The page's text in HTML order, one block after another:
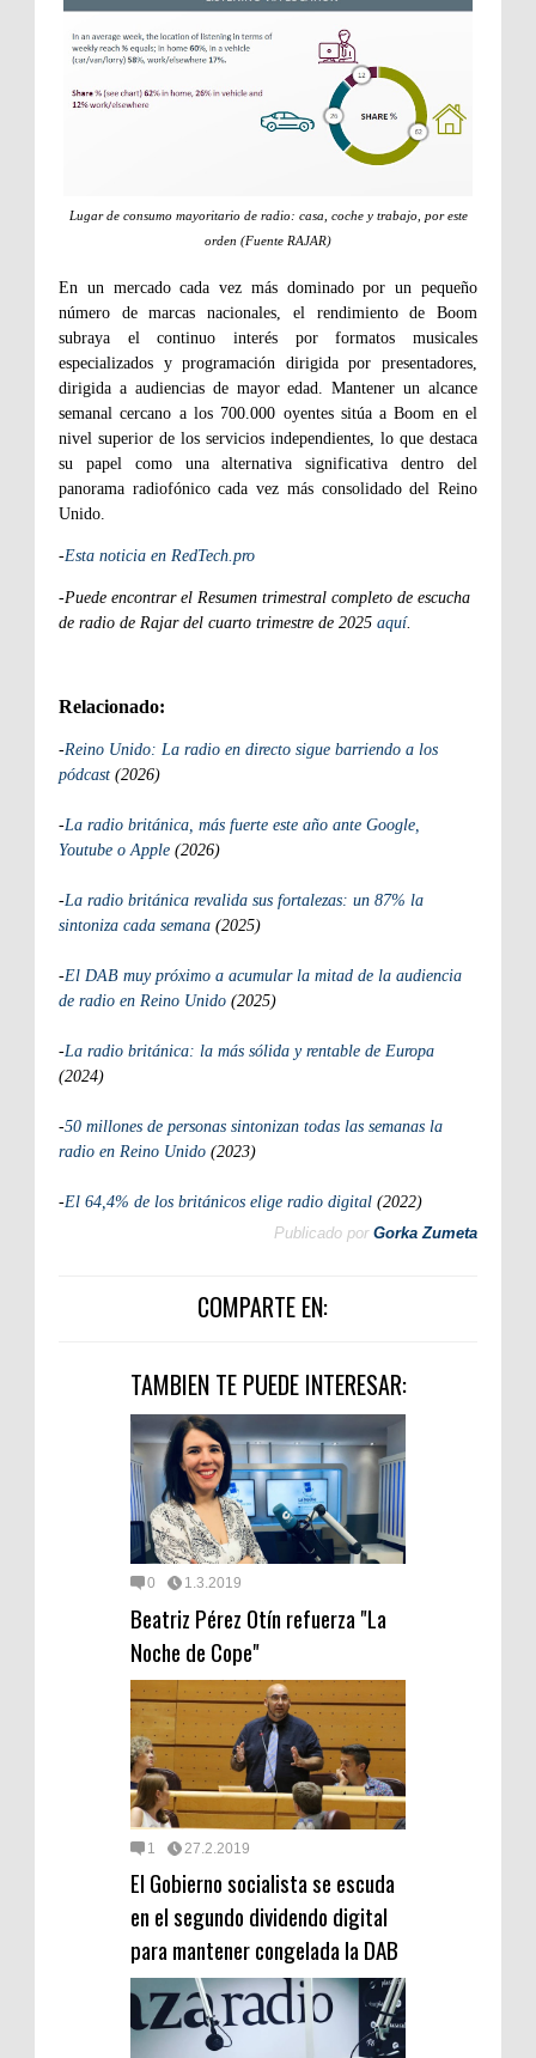
Lugar de consumo mayoritario de radio: casa, coche y trabajo, por este
orden (Fuente RAJAR)
En un mercado cada vez más dominado por un pequeño
número de marcas nacionales, el rendimiento de Boom
subraya el continuo interés por formatos musicales
especializados y programación dirigida por presentadores,
dirigida a audiencias de mayor edad. Mantener un alcance
semanal cercano a los 700.000 oyentes sitúa a Boom en el
nivel superior de los servicios independientes, lo que destaca
su papel como una alternativa significativa dentro del
panorama radiofónico cada vez más consolidado del Reino
Unido.
-Esta noticia en RedTech.pro
-Puede encontrar el Resumen trimestral completo de escucha
de radio de Rajar del cuarto trimestre de 2025 aquí.
Relacionado:
-Reino Unido: La radio en directo sigue barriendo a los
pódcast (2026)
-La radio británica, más fuerte este año ante Google,
Youtube o Apple (2026)
-La radio británica revalida sus fortalezas: un 87% la
sintoniza cada semana (2025)
-El DAB muy próximo a acumular la mitad de la audiencia
de radio en Reino Unido (2025)
-La radio británica: la más sólida y rentable de Europa
(2024)
-50 millones de personas sintonizan todas las semanas la
radio en Reino Unido (2023)
-El 64,4% de los británicos elige radio digital (2022)
Publicado por Gorka Zumeta
COMPARTE EN:
TAMBIEN TE PUEDE INTERESAR:
0 1.3.2019
Beatriz Pérez Otín refuerza "La
Noche de Cope"
1 27.2.2019
El Gobierno socialista se escuda
en el segundo dividendo digital
para mantener congelada la DAB